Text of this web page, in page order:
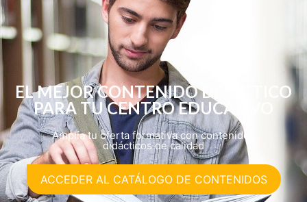
EL MEJOR CONTENIDO DIDÁCTICO
PARA TU CENTRO EDUCATIVO
Amplía tu oferta formativa con contenidos
didácticos de calidad
ACCEDER AL CATÁLOGO DE CONTENIDOS